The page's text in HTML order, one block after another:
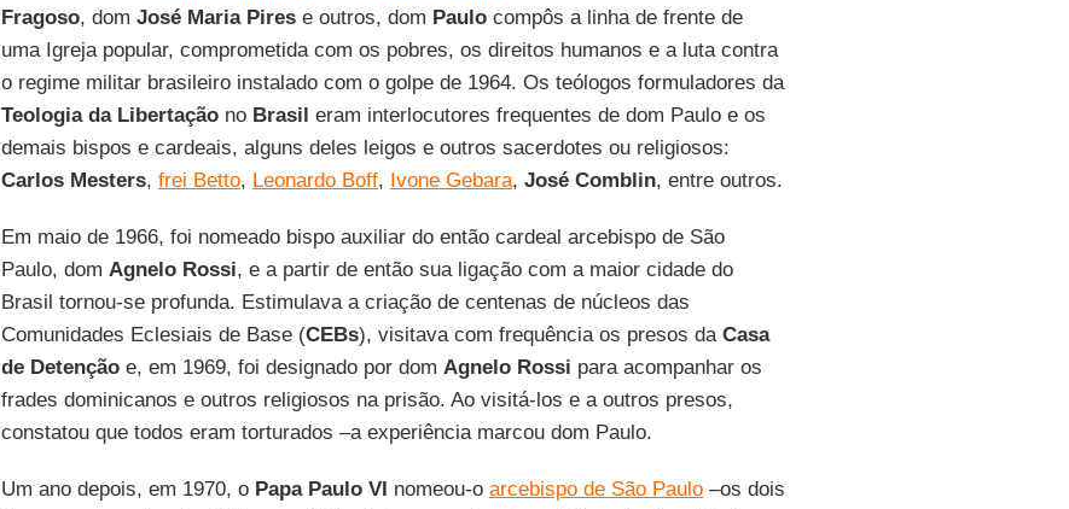
Fragoso, dom José Maria Pirese outros, dom Paulocompôs a linha de frente de
uma Igreja popular, comprometida com os pobres, os direitos humanos e a luta contra
o regime militar brasileiro instalado com o golpe de 1964. Os teólogos formuladores da
Teologia da Libertaçãono Brasil eram interlocutores frequentes de dom Paulo e os
demais bispos e cardeais, alguns deles leigos e outros sacerdotes ou religiosos:
Carlos Mesters, frei Betto, Leonardo Boff, Ivone Gebara, José Comblin, entre outros.
Em maio de 1966, foi nomeado bispo auxiliar do então cardeal arcebispo de São
Paulo, dom Agnelo Rossi, e a partir de então sua ligação com a maior cidade do
Brasil tornou-se profunda. Estimulava a criação de centenas de núcleos das
Comunidades Eclesiais de Base (CEBs), visitava com frequência os presos da Casa
de Detençãoe, em 1969, foi designado por dom Agnelo Rossi para acompanhar os
frades dominicanos e outros religiosos na prisão. Ao visitá-los e a outros presos,
constatou que todos eram torturados –a experiência marcou dom Paulo.
Um ano depois, em 1970, o Papa Paulo VI nomeou-o arcebispo de São Paulo–os dois